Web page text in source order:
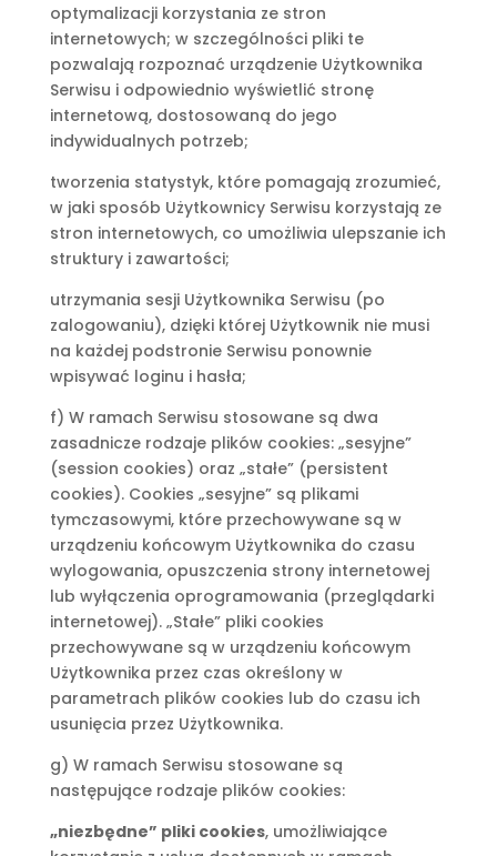
optymalizacji korzystania ze stron
internetowych; w szczególności pliki te
pozwalają rozpoznać urządzenie Użytkownika
Serwisu i odpowiednio wyświetlić stronę
internetową, dostosowaną do jego
indywidualnych potrzeb;
tworzenia statystyk, które pomagają zrozumieć,
w jaki sposób Użytkownicy Serwisu korzystają ze
stron internetowych, co umożliwia ulepszanie ich
struktury i zawartości;
utrzymania sesji Użytkownika Serwisu (po
zalogowaniu), dzięki której Użytkownik nie musi
na każdej podstronie Serwisu ponownie
wpisywać loginu i hasła;
f) W ramach Serwisu stosowane są dwa
zasadnicze rodzaje plików cookies: „sesyjne”
(session cookies) oraz „stałe” (persistent
cookies). Cookies „sesyjne” są plikami
tymczasowymi, które przechowywane są w
urządzeniu końcowym Użytkownika do czasu
wylogowania, opuszczenia strony internetowej
lub wyłączenia oprogramowania (przeglądarki
internetowej). „Stałe” pliki cookies
przechowywane są w urządzeniu końcowym
Użytkownika przez czas określony w
parametrach plików cookies lub do czasu ich
usunięcia przez Użytkownika.
g) W ramach Serwisu stosowane są
następujące rodzaje plików cookies:
„niezbędne” pliki cookies, umożliwiające